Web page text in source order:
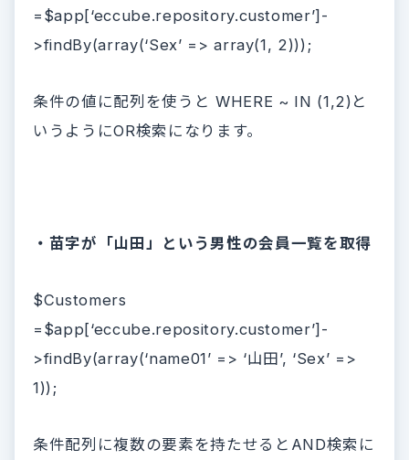
=$app[‘eccube.repository.customer’]-
>findBy(array(‘Sex’ => array(1, 2)));
条件の値に配列を使うと WHERE ~ IN (1,2)と
いうようにOR検索になります。
・苗字が「山田」という男性の会員一覧を取得
$Customers
=$app[‘eccube.repository.customer’]-
>findBy(array(‘name01’ => ‘山田’, ‘Sex’ =>
1));
条件配列に複数の要素を持たせるとAND検索に